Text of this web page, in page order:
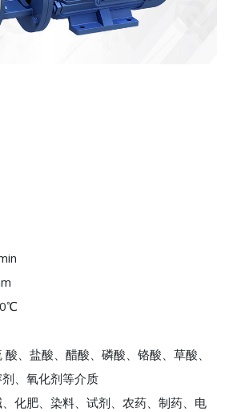
、盐酸、醋酸、磷酸、铬酸、草酸、
、氧化剂等介质
化肥、染料、试剂、农药、制药、电